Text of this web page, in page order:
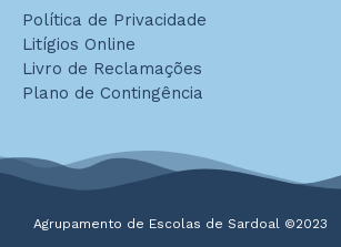
Política de Privacidade
Litígios Online
Livro de Reclamações
Plano de Contingência
Agrupamento de Escolas de Sardoal ©2023